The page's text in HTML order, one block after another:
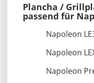
Plancha /
passend für
Napoleon
Napoleon
Napoleon